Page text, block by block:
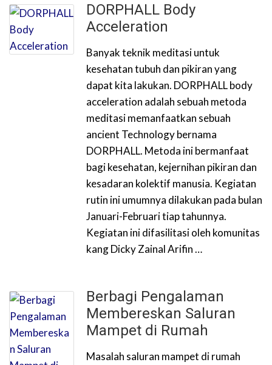
DORPHALL Body
Acceleration
Banyak teknik meditasi untuk
kesehatan tubuh dan pikiran yang
dapat kita lakukan. DORPHALL body
acceleration adalah sebuah metoda
meditasi memanfaatkan sebuah
ancient Technology bernama
DORPHALL. Metoda ini bermanfaat
bagi kesehatan, kejernihan pikiran dan
kesadaran kolektif manusia. Kegiatan
rutin ini umumnya dilakukan pada bulan
Januari-Februari tiap tahunnya.
Kegiatan ini difasilitasi oleh komunitas
kang Dicky Zainal Arifin …
Berbagi Pengalaman
Membereskan Saluran
Mampet di Rumah
Masalah saluran mampet di rumah